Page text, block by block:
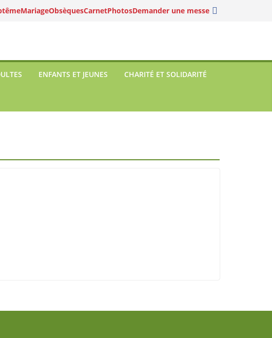
MariageObsèquesCarnetPhotosDemander une messe
ENFANTS ET JEUNES CHARITÉ ET SOLIDARITÉ